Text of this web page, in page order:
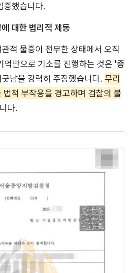
증했습니다.
대한 법리적 제동
적 물증이 전무한 상태에서 오직
만으로 기소를 진행하는 것은 '증
남을 강력히 주장했습니다. 무리
적 부작용을 경고하며 검찰의 불
다.